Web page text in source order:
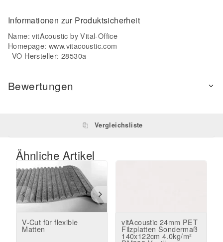
Informationen zur Produktsicherheit
Name: vitAcoustic by Vital-Office
Homepage:www.vitacoustic.com
VO Hersteller: 28530a
Bewertungen
Vergleichsliste
Ähnliche Artikel
V-Cut für flexible
Matten
vitAcoustic 24mm PET
Filzplatten Sondermaß
140x122cm 4.0kg/m²